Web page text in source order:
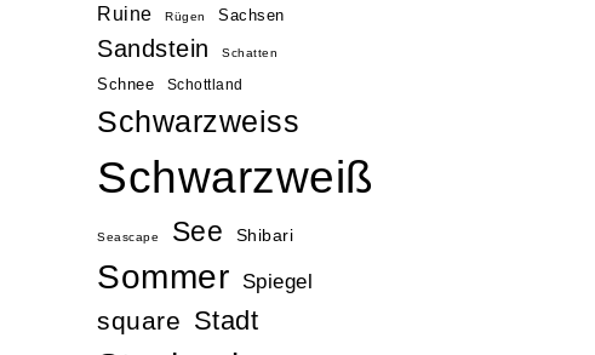
Ruine Rügen Sachsen
Sandstein Schatten
Schnee Schottland
Schwarzweiss
Schwarzweiß
Seascape See Shibari
Sommer Spiegel
square Stadt